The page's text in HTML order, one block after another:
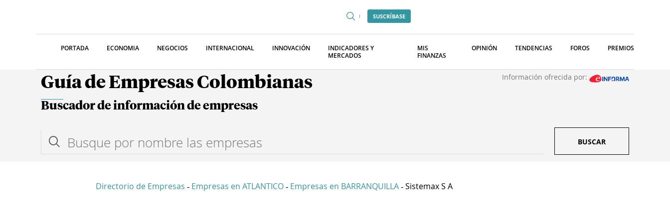
SUSCRÍBASE
PORTADA ECONOMIA NEGOCIOS INTERNACIONAL INNOVACIÓN
INDICADORES Y
MERCADOS
MIS
FINANZAS
OPINIÓN TENDENCIAS FOROS PREMIOS
Guía de Empresas Colombianas Información ofrecida por:
Buscador de información de empresas
BUSCAR
Directorio de Empresas - Empresas en ATLANTICO - Empresas en BARRANQUILLA - Sistemax S A